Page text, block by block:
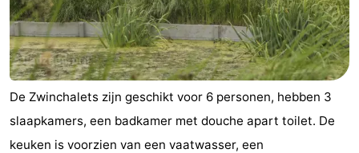
De Zwinchalets zijn geschikt voor 6 personen, hebben 3
slaapkamers, een badkamer met douche apart toilet. De
keuken is voorzien van een vaatwasser, een